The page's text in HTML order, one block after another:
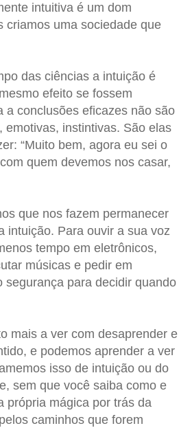
intuitiva é um dom
criamos uma sociedade que
das ciências a intuição é
efeito se fossem
a conclusões eficazes não são
instintivas. São elas
“Muito bem, agora eu sei o
quem devemos nos casar,
que nos fazem permanecer
intuição. Para ouvir a sua voz
tempo em eletrônicos,
músicas e pedir em
para decidir quando
mais a ver com desaprender e
e podemos aprender a ver
isso de intuição ou do
sem que você saiba como e
própria mágica por trás da
caminhos que forem